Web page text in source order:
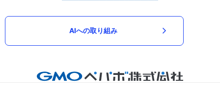
AIへの取り組み